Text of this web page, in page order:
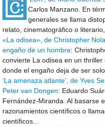
Carlos Manzano. En
generales se llama
relato, cinematográfico o literario,
«La odisea», de Christopher
engaño de un hombre:
convierte La odisea en un thriller
donde el engaño deja de ser solo
‘La amenaza atlante’, de Yves
Peter van Dongen: Eduardo
Fernández-Miranda. Al basarse
razonamientos científicos o
científicos...